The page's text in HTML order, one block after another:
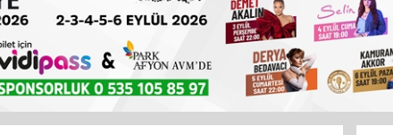
Özgür Özel yarın TBMM’de konuşacak
Kimdir? Kaya Medya Grup ve Radyo Lojik 97.3’ün Başarılı İsmi
DENİNCE AKLA GELEN İSİM: RADYO LOJİK 97.3